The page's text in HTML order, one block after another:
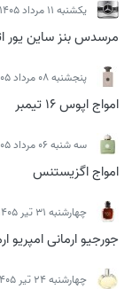
يكشنبه 11 مرداد 1405
مرسدس بنز ساین یور
پنجشنبه 08 مرداد 1405
امواج اپوس 16 تیمبر
سه شنبه 06 مرداد 1405
امواج اگزیستنس
چهارشنبه 31 تیر 1405
جورجیو ارمانی امپریو
چهارشنبه 24 تیر 1405